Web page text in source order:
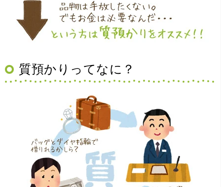
（大阪府豊中市）買取査定の流れがとても丁寧でお話がし
やすくとても良い時間になりました!!満足出来る買取です。
質預かりってなに？